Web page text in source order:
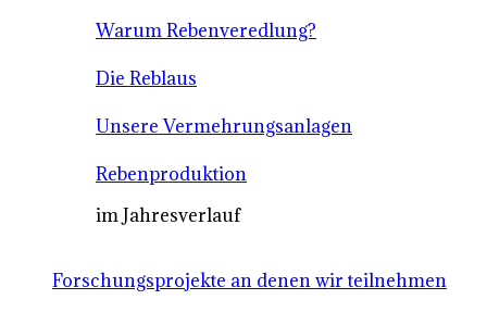
Warum Rebenveredlung?
Die Reblaus
Unsere Vermehrungsanlagen
Rebenproduktion
im Jahresverlauf
Forschungsprojekte an denen wir teilnehmen